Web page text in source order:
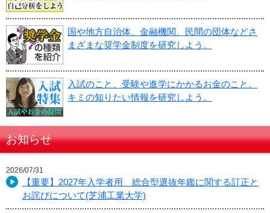
国や地方自治体、金融機関、民間の団体などさ
まざまな奨学金制度を研究しよう。
入試のこと、受験や進学にかかるお金のこと。
キミの知りたい情報を研究しよう。
お知らせ
2026/07/31
【重要】2027年入学者用 総合型選抜年鑑に関する訂正と
お詫びについて(芝浦工業大学)